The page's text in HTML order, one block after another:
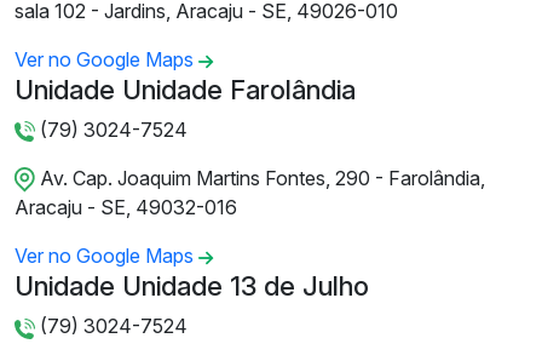
sala 102 - Jardins, Aracaju - SE, 49026-010
Ver no Google Maps
Unidade Unidade Farolândia
(79) 3024-7524
Av. Cap. Joaquim Martins Fontes, 290 - Farolândia,
Aracaju - SE, 49032-016
Ver no Google Maps
Unidade Unidade 13 de Julho
(79) 3024-7524